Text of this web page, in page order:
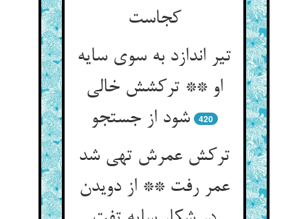
کجاست‌‌
تیر اندازد به سوی سایه
او ** ترکشش خالی
شود از جستجو
420
ترکش عمرش تهی شد
عمر رفت ** از دویدن